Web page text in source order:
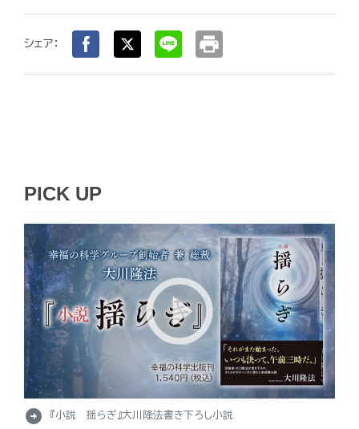
シェア： print
PICK UP
arrow_circle_right 『小説 揺らぎ』大川隆法書き下ろし小説